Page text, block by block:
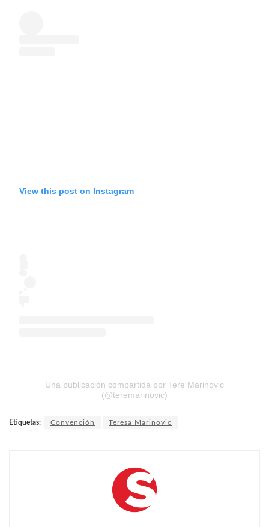
View this post on Instagram
Una publicación compartida por Tere Marinovic
(@teremarinovic)
Etiquetas: Convención Teresa Marinovic